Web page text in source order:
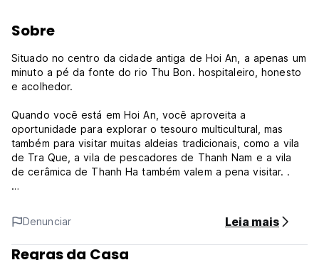
Sobre
Situado no centro da cidade antiga de Hoi An, a apenas um
minuto a pé da fonte do rio Thu Bon. hospitaleiro, honesto
e acolhedor.
Quando você está em Hoi An, você aproveita a
oportunidade para explorar o tesouro multicultural, mas
também para visitar muitas aldeias tradicionais, como a vila
de Tra Que, a vila de pescadores de Thanh Nam e a vila
de cerâmica de Thanh Ha também valem a pena visitar. .
Da Nang, a 29 km do alojamento.
Políticas de propriedade:
1. Política de cancelamento: 3 dias antes da chegada.
Denunciar Leia mais
Regras da Casa